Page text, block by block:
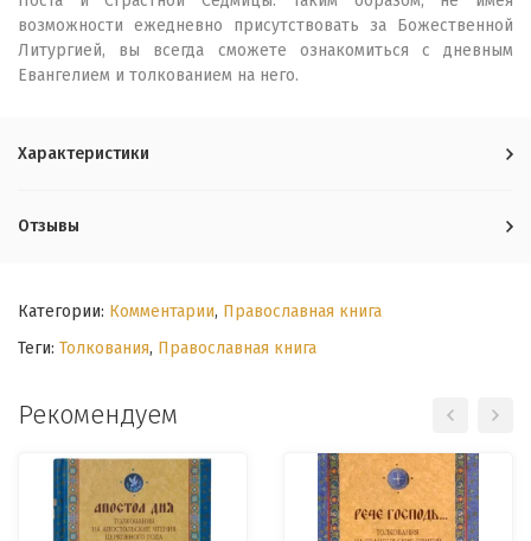
возможности ежедневно присутствовать за Божественной
Литургией, вы всегда сможете ознакомиться с дневным
Евангелием и толкованием на него.
Характеристики
Отзывы
Категории: Комментарии, Православная книга
Теги: Толкования, Православная книга
Рекомендуем